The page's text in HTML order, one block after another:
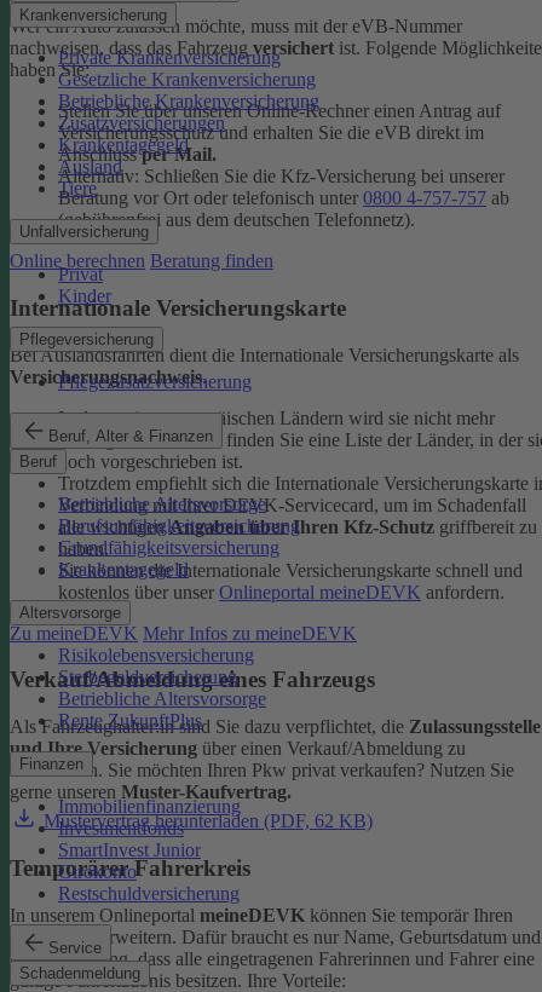
Krankenversicherung
Private Krankenversicherung
Gesetzliche Krankenversicherung
Betriebliche Krankenversicherung
Zusatzversicherungen
Krankentagegeld
Ausland
Tiere
Unfallversicherung
Privat
Kinder
Pflegeversicherung
Pflegezusatzversicherung
Beruf, Alter & Finanzen
Beruf
Betriebliche Altersvorsorge
Berufsunfähigkeitsversicherung
Grundfähigkeitsversicherung
Krankentagegeld
Altersvorsorge
Risikolebensversicherung
Sterbegeldversicherung
Betriebliche Altersvorsorge
Rente ZukunftPlus
Finanzen
Immobilienfinanzierung
Investmentfonds
SmartInvest Junior
Girokonto
Restschuldversicherung
Service
Schadenmeldung
Wer ein Auto zulassen möchte, muss mit der eVB-Nummer
nachweisen, dass das Fahrzeug versichert ist. Folgende
haben Sie:
Stellen Sie über unseren Online-Rechner einen Antrag auf
Versicherungsschutz und erhalten Sie die eVB direkt im
Anschlussper Mail.
Alternativ: Schließen Sie die Kfz-​Versicherung bei unserer
Beratung vor Ort oder telefonisch unter 0800 4-​757-757 ab
(gebührenfrei aus dem deutschen Telefonnetz).
Online berechnen Beratung finden
Internationale Versicherungskarte
Bei Auslandsfahrten dient die Internationale Versicherungskarte als
Versicherungsnachweis.
In den meisten europäischen Ländern wird sie nicht mehr
verlangt. In denFAQ
finden Sie eine Liste der Länder, in der
noch vorgeschrieben ist.
Trotzdem empfiehlt sich die Internationale Versicherungskarte
Verbindung mit Ihrer DEVK-Servicecard, um im Schadenfall
alle wichtigenAngaben über Ihren Kfz-Schutz griffbereit zu
haben.
Sie können die Internationale Versicherungskarte schnell und
kostenlos über unser Onlineportal meineDEVK anfordern.
Zu meineDEVK Mehr Infos zu meineDEVK
Verkauf/Abmeldung eines Fahrzeugs
Als Fahrzeughalter:in sind Sie dazu verpflichtet, die Zulassungsstelle
und Ihre Versicherung über einen Verkauf/Abmeldung zu
informieren. Sie möchten Ihren Pkw privat verkaufen? Nutzen Sie
gerne unseren Muster-Kaufvertrag.
Mustervertrag herunterladen (PDF, 62 KB)
Temporärer Fahrerkreis
In unserem Onlineportal meineDEVK können Sie temporär Ihren
Fahrerkreis erweitern. Dafür braucht es nur Name, Geburtsdatum und
die Bestätigung, dass alle eingetragenen Fahrerinnen und Fahrer eine
gültige Fahrerlaubnis besitzen. Ihre Vorteile: